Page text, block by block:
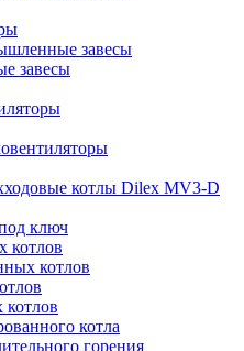
завесы
завесы
котлы Dilex MV3-D
ключ
котлов
котлов
котлов
котла
горения